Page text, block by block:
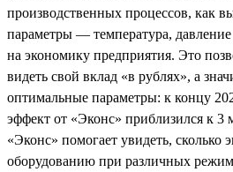
производственных процессов, как
параметры — температура,
на экономику предприятия. Это
видеть свой вклад «в рублях», а
оптимальные параметры: к концу
эффект от «Эконс» приблизился к 3
«Эконс» помогает увидеть, сколько
оборудованию при различных